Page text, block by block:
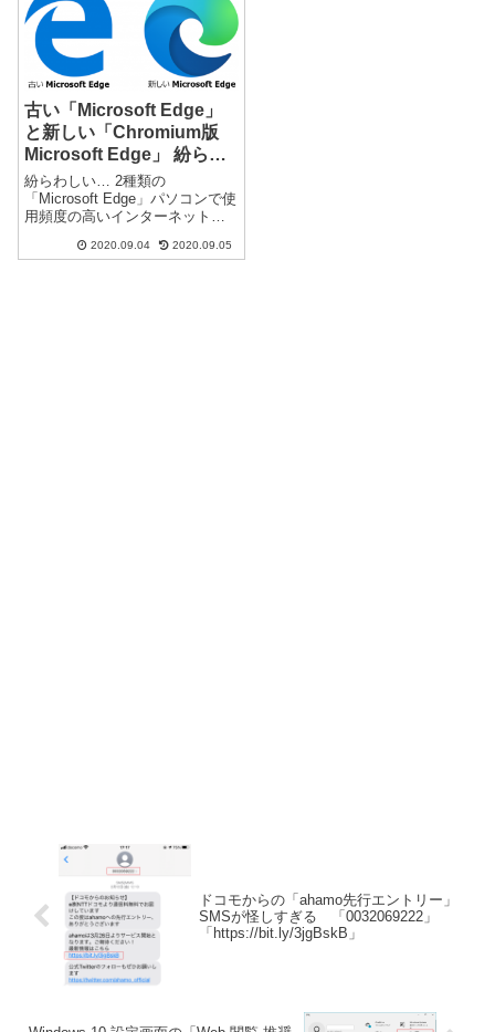
古い「Microsoft Edge」
と新しい「Chromium版
Microsoft Edge」 紛らわ
しい…2つの「Microsoft
Edge」
紛らわしい… 2種類の
「Microsoft Edge」パソコンで使
用頻度の高いインターネット閲
ります。その中でも、Microsoft
2020.09.04 2020.09.05
ドコモからの「ahamo先行エントリー」
SMSが怪しすぎる 「0032069222」
「https://bit.ly/3jgBskB」